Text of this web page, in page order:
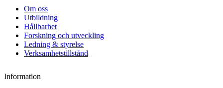
Om oss
Utbildning
Hållbarhet
Forskning och utveckling
Ledning & styrelse
Verksamhetstillstånd
Information